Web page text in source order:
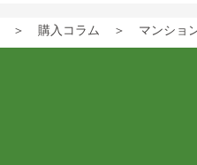
購入コラム マンショ